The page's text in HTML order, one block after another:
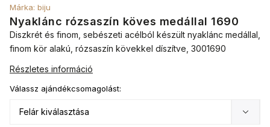
Nyaklánc rózsaszín köves medállal 1690
Márka: biju
Válassz ajándékcsomagolást:
Diszkrét és finom, sebészeti acélból készült nyaklánc medállal,
finom kör alakú, rózsaszín kövekkel díszítve, 3001690
Részletes információ